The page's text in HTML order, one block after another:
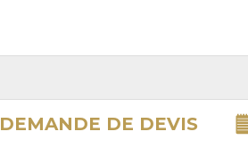
DEMANDE DE DEVIS